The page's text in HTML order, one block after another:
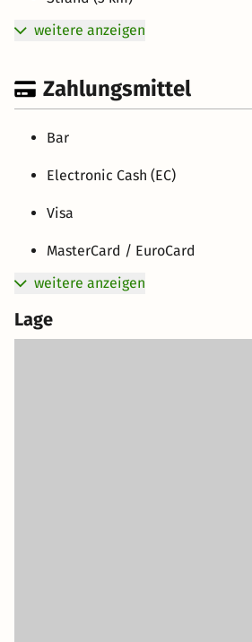
weitere anzeigen
Zahlungsmittel
Bar
Electronic Cash (EC)
Visa
MasterCard / EuroCard
weitere anzeigen
Lage